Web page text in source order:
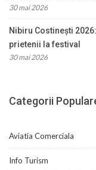
30 mai 2026
Nibiru Costinești
prietenii la festival
30 mai 2026
Categorii
Aviatia Comerciala
Info Turism